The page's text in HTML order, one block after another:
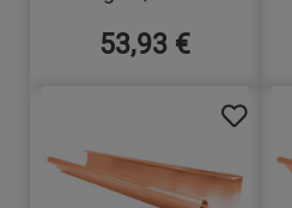
53,93 €